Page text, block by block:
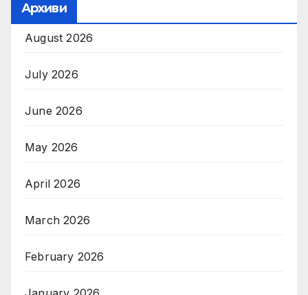
Архиви
August 2026
July 2026
June 2026
May 2026
April 2026
March 2026
February 2026